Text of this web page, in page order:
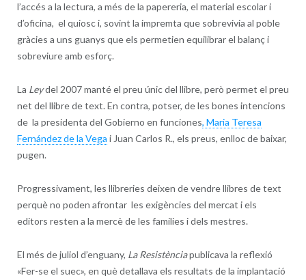
l’accés a la lectura, a més de la papereria, el material escolar i
d’oficina, el quiosc i, sovint la impremta que sobrevivia al poble
gràcies a uns guanys que els permetien equilibrar el balanç i
sobreviure amb esforç.
La Leydel 2007 manté el preu únic del llibre, però permet el preu
net del llibre de text. En contra, potser, de les bones intencions
de la presidenta del Gobierno en funciones, Maria Teresa
Fernández de la Vega i Juan Carlos R., els preus, enlloc de baixar,
pugen.
Progressivament, les llibreries deixen de vendre llibres de text
perquè no poden afrontar les exigències del mercat i els
editors resten a la mercè de les famílies i dels mestres.
El més de juliol d’enguany, La Resistènciapublicava la reflexió
«Fer-se el suec», en què detallava els resultats de la implantació